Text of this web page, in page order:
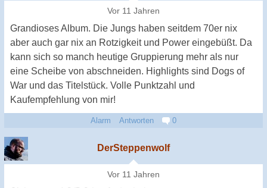
Vor 11 Jahren
Grandioses Album. Die Jungs haben seitdem 70er nix
aber auch gar nix an Rotzigkeit und Power eingebüßt. Da
kann sich so manch heutige Gruppierung mehr als nur
eine Scheibe von abschneiden. Highlights sind Dogs of
War und das Titelstück. Volle Punktzahl und
Kaufempfehlung von mir!
Alarm Antworten 0
DerSteppenwolf
Vor 11 Jahren